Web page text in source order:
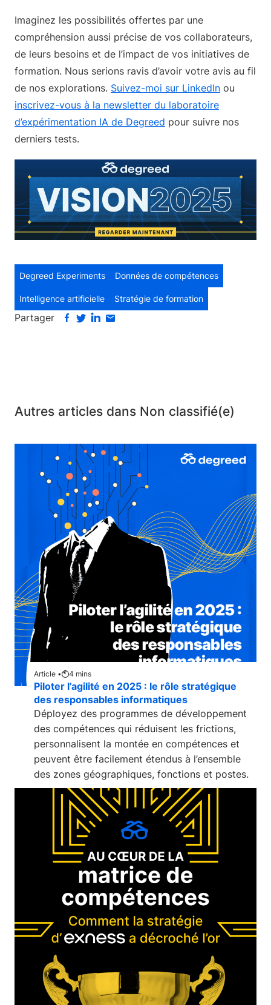
Imaginez les possibilités offertes par une
compréhension aussi précise de vos collaborateurs,
de leurs besoins et de l’impact de vos initiatives de
formation. Nous serions ravis d’avoir votre avis au fil
de nos explorations. Suivez-moi sur LinkedIn ou
inscrivez-vous à la newsletter du laboratoire
d’expérimentation IA de Degreed pour suivre nos
derniers tests.
Degreed Experiments Données de compétences
Intelligence artificielle Stratégie de formation
Partager
Autres articles dans Non classifié(e)
Article • 4 mins
Piloter l’agilité en 2025 : le rôle stratégique
des responsables informatiques
Déployez des programmes de développement
des compétences qui réduisent les frictions,
personnalisent la montée en compétences et
peuvent être facilement étendus à l’ensemble
des zones géographiques, fonctions et postes.